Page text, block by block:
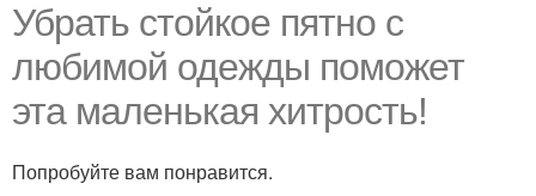
Убрать стойкое пятно с
любимой одежды поможет
эта маленькая хитрость!
Попробуйте вам понравится.